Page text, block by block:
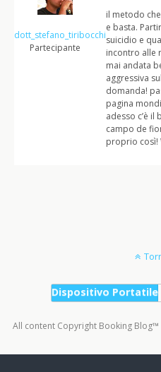
dott_stefano_tiribocchi
Partecipante
il metodo
e basta.
suicidio e
incontro alle
mai andata
aggressiva
domanda!
pagina
adesso c’è
campo de
proprio così!
Dispositivo Portatile
All content Copyright Booking